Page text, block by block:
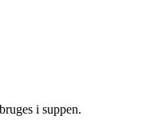
i suppen.